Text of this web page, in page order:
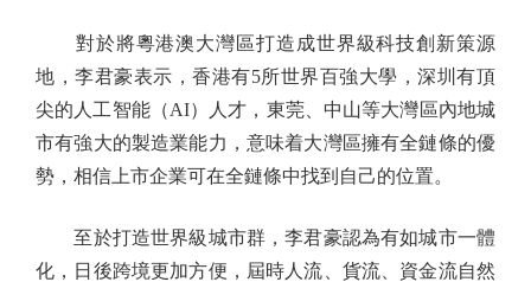
對於將粵港澳大灣區打造成世界級科技創新策源
地，李君豪表示，香港有5所世界百強大學，深圳有頂
尖的人工智能（AI）人才，東莞、中山等大灣區內地城
市有強大的製造業能力，意味着大灣區擁有全鏈條的優
勢，相信上市企業可在全鏈條中找到自己的位置。
至於打造世界級城市群，李君豪認為有如城市一體
化，日後跨境更加方便，屆時人流、貨流、資金流自然